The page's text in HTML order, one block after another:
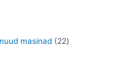
masinad 222